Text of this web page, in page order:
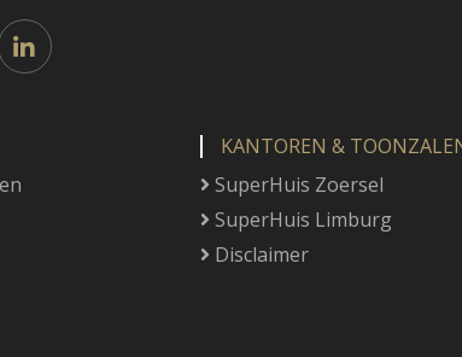
KANTOREN &
SuperHuis Zoersel
SuperHuis Limburg
Disclaimer